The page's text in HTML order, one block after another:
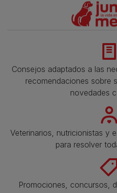
Consejos adaptados a las
recomendaciones sobre
novedades
Veterinarios, nutricionistas y
para resolver
Promociones, concursos,